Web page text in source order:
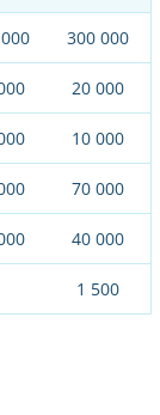
300 000
20 000
10 000
70 000
40 000
1 500